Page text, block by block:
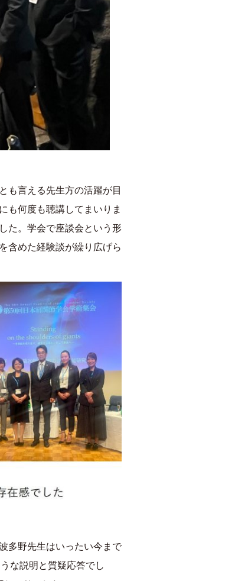
も言える先生方の活躍が目
も何度も聴講してまいりま
た。学会で座談会という形
含めた経験談が繰り広げら
多野先生はいったい今まで
な説明と質疑応答でし